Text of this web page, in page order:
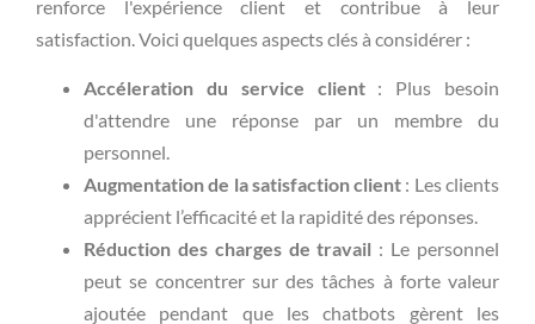
renforce l'expérience client et contribue à leur
satisfaction. Voici quelques aspects clés à considérer :
Accéleration du service client: Plus besoin
d'attendre une réponse par un membre du
personnel.
Augmentation de la satisfaction client : Les clients
apprécient l’efficacité et la rapidité des réponses.
Réduction des charges de travail : Le personnel
peut se concentrer sur des tâches à forte valeur
ajoutée pendant que les chatbots gèrent les